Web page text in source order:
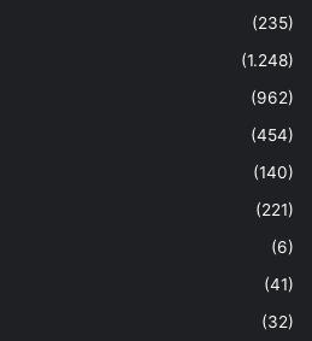
(235)
(1.248)
(962)
(454)
(140)
(221)
(6)
(41)
(32)